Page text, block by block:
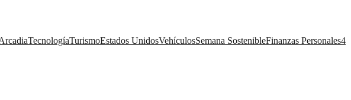
TecnologíaTurismoEstados UnidosVehículosSemana SostenibleFinanzas Personales4